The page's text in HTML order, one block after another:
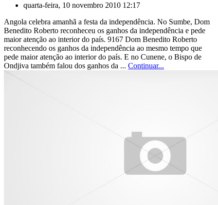
quarta-feira, 10 novembro 2010 12:17
Angola celebra amanhã a festa da independência. No Sumbe, Dom
Benedito Roberto reconheceu os ganhos da independência e pede
maior atenção ao interior do país. 9167 Dom Benedito Roberto
reconhecendo os ganhos da independência ao mesmo tempo que
pede maior atenção ao interior do país. E no Cunene, o Bispo de
Ondjiva também falou dos ganhos da ... Continuar...